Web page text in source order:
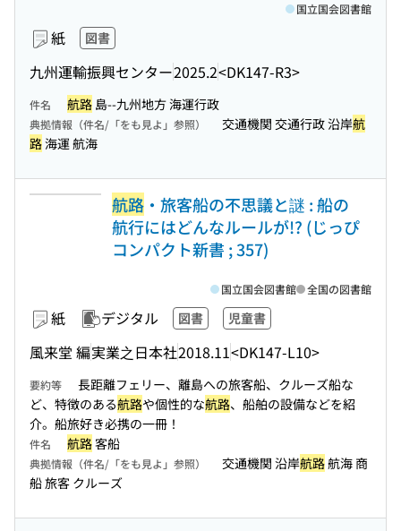
紙 図書
九州運輸振興センター2025.2<DK147-R3>
国立国会図書館
件名 航路 島--九州地方 海運行政
典拠情報（件名/「をも見よ」参照） 交通機関 交通行政 沿岸航
路海運 航海
航路 ・旅客船の不思議と謎 : 船の
航行にはどんなルールが!? (じっぴ
コンパクト新書 ; 357)
紙 デジタル 図書 児童書
風来堂 編実業之日本社2018.11<DK147-L10>
国立国会図書館 全国の図書館
要約等
長距離フェリー、離島への旅客船、クルーズ船な
ど、特徴のある航路や個性的な航路、船舶の設備などを紹
介。船旅好き必携の一冊！
件名 航路客船
典拠情報（件名/「をも見よ」参照） 交通機関 沿岸航路航海 商
船 旅客 クルーズ